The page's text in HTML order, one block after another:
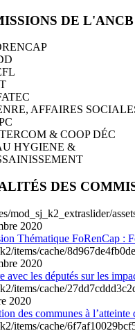
DE L'ANCB
AFFAIRES
& COOP DÉC
HYGIENE &
DES
2020
Thématique FoRenCap :
2020
avec les députés sur les
2020
des communes à l’atteinte